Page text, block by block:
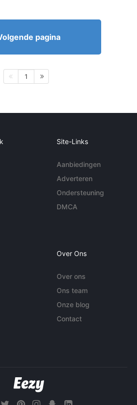
pagina
1
Site-Links
Aanbiedingen
Adverteren
Ondersteuning
DMCA
Over Ons
Over ons
Ons team
Onze blog
Contact